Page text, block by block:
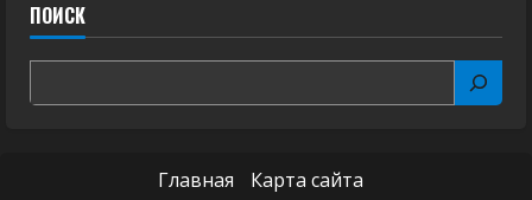
ПОИСК
Главная Карта сайта